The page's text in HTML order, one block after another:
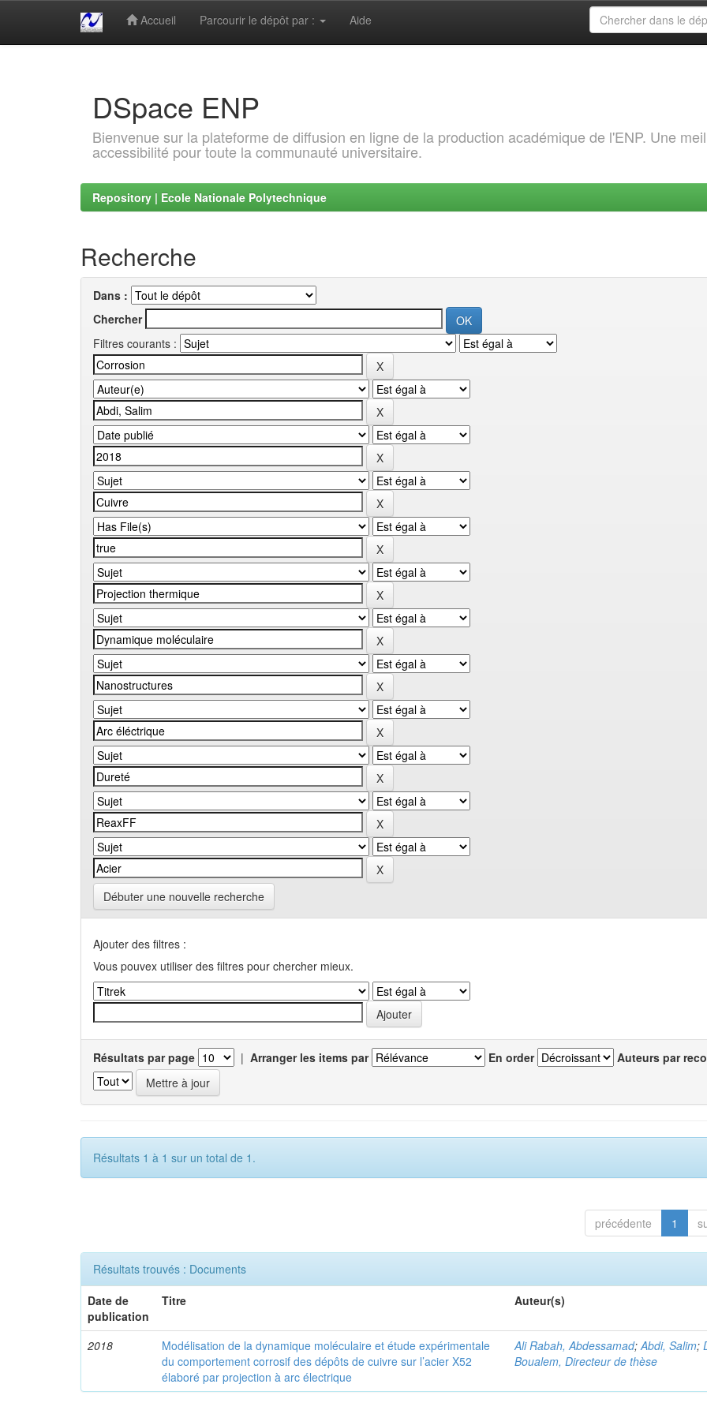
Accueil Parcourir le dépôt par : Aide
DSpace ENP
Bienvenue sur la plateforme de diffusion en ligne de la production académique de l'ENP. Une
accessibilité pour toute la communauté universitaire.
Repository | Ecole Nationale Polytechnique
Recherche
Dans :
Chercher
Filtres courants :
Débuter une nouvelle recherche
Ajouter des filtres :
Vous pouvex utiliser des filtres pour chercher mieux.
Résultats par page | Arranger les items par En order Auteurs par
Résultats 1 à 1 sur un total de 1.
précédente 1
Résultats trouvés : Documents
Date de
publication
Titre Auteur(s)
2018
Modélisation de la dynamique moléculaire et étude expérimentale
du comportement corrosif des dépôts de cuivre sur l’acier X52
élaboré par projection à arc électrique
Ali Rabah, Abdessamad;Abdi, Salim;
Boualem, Directeur de thèse